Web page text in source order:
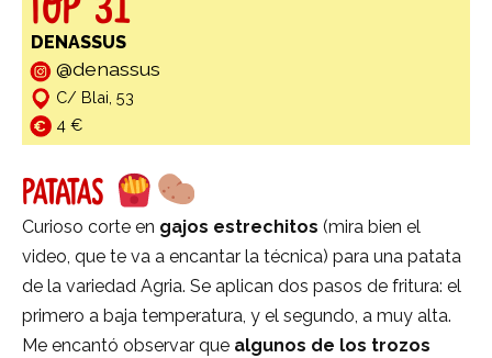
DENASSUS
@denassus
C/ Blai, 53
4 €
PATATAS
Curioso corte en gajos estrechitos (mira bien el
video, que te va a encantar la técnica) para una patata
de la variedad Agria. Se aplican dos pasos de fritura: el
primero a baja temperatura, y el segundo, a muy alta.
Me encantó observar que algunos de los trozos